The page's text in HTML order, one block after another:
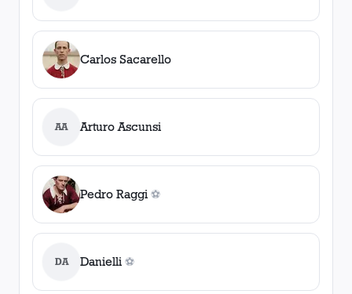
Carlos Sacarello
AA Arturo Ascunsi
Pedro Raggi ⚽
0gol
DA Danielli ⚽
0gol